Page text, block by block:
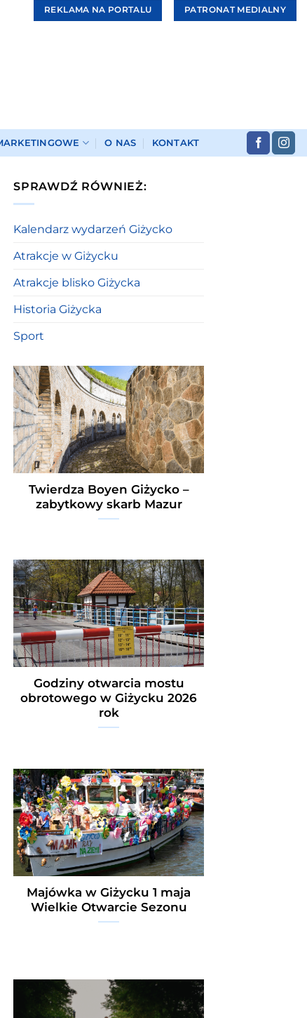
REKLAMA NA PORTALU PATRONAT MEDIALNY
O NAS KONTAKT
SPRAWDŹ RÓWNIEŻ:
Kalendarz wydarzeń Giżycko
Atrakcje w Giżycku
Atrakcje blisko Giżycka
Historia Giżycka
Sport
Twierdza Boyen Giżycko –
zabytkowy skarb Mazur
Godziny otwarcia mostu
obrotowego w Giżycku 2026
rok
Majówka w Giżycku 1 maja
Wielkie Otwarcie Sezonu